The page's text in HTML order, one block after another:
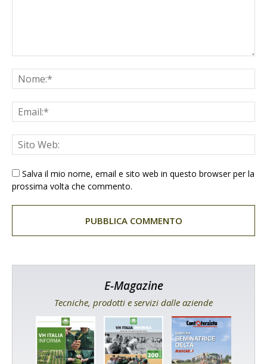
Salva il mio nome, email e sito web in questo browser per la
prossima volta che commento.
E-Magazine
Tecniche, prodotti e servizi dalle aziende